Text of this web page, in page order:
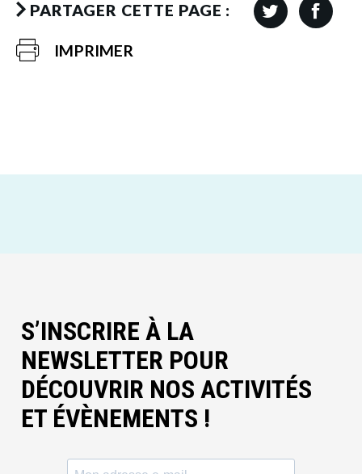
PARTAGER CETTE PAGE :
IMPRIMER
S’INSCRIRE À LA
NEWSLETTER POUR
DÉCOUVRIR NOS ACTIVITÉS
ET ÉVÈNEMENTS !